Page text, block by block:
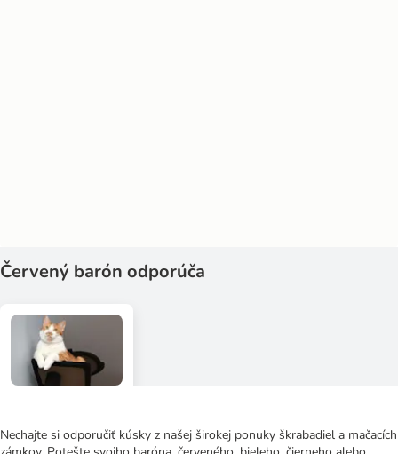
Červený barón odporúča
Nechajte si odporučiť kúsky z našej širokej ponuky škrabadiel a mačacích